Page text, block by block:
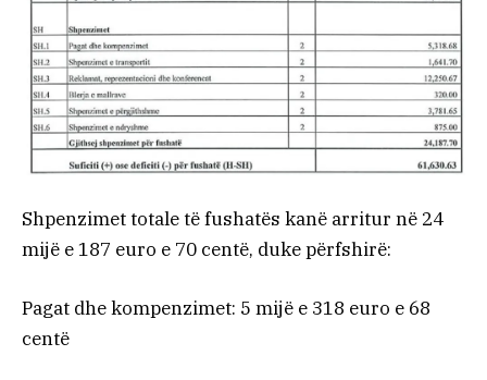
Shpenzimet totale të fushatës kanë arritur në 24
mijë e 187 euro e 70 centë, duke përfshirë:
Pagat dhe kompenzimet: 5 mijë e 318 euro e 68
centë